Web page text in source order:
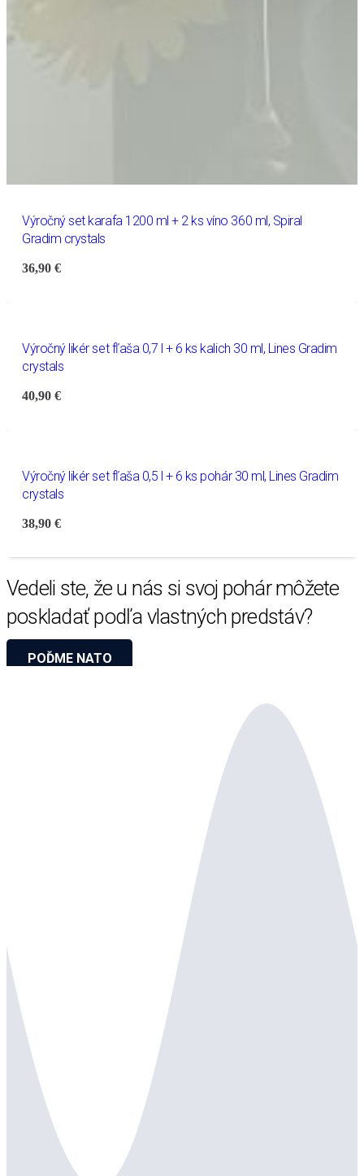
Výročný set karafa 1200 ml + 2 ks víno 360 ml, Spiral
Gradim crystals
36,90€
Výročný likér set fľaša 0,7 l + 6 ks kalich 30 ml, Lines Gradim
crystals
40,90€
Výročný likér set fľaša 0,5 l + 6 ks pohár 30 ml, Lines Gradim
crystals
38,90€
Vedeli ste, že u nás si svoj pohár môžete
poskladať podľa vlastných predstáv?
POĎME NATO